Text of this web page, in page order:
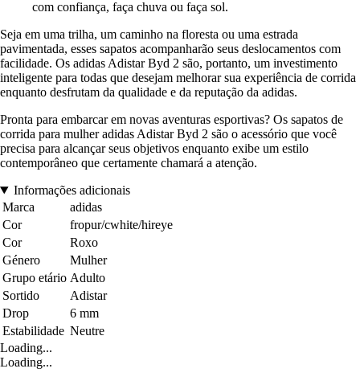
com confiança, faça chuva ou faça sol.
Seja em uma trilha, um caminho na floresta ou uma estrada
pavimentada, esses sapatos acompanharão seus deslocamentos com
facilidade. Os adidas Adistar Byd 2 são, portanto, um investimento
inteligente para todas que desejam melhorar sua experiência de corrida
enquanto desfrutam da qualidade e da reputação da adidas.
Pronta para embarcar em novas aventuras esportivas? Os sapatos de
corrida para mulher adidas Adistar Byd 2 são o acessório que você
precisa para alcançar seus objetivos enquanto exibe um estilo
contemporâneo que certamente chamará a atenção.
Informações adicionais
Marca
adidas
Cor
fropur/cwhite/hireye
Cor
Roxo
Género
Mulher
Grupo etário Adulto
Sortido
Adistar
Drop
6 mm
Estabilidade Neutre
Loading...
Loading...